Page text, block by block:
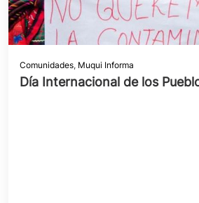
Comunidades, Muqui Informa
Día Internacional de los